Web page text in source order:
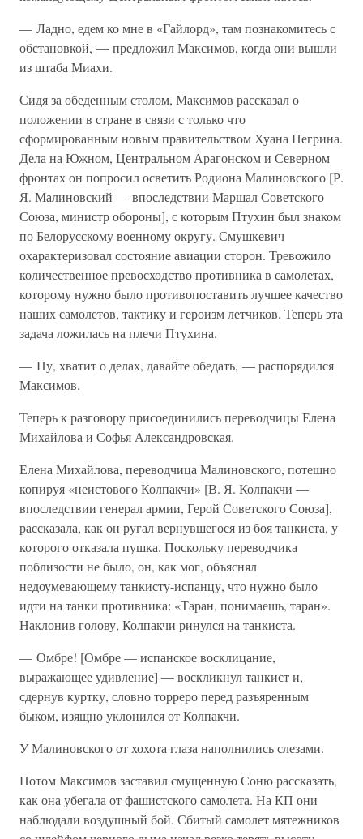
— Ладно, едем ко мне в «Гайлорд», там познакомитесь с
обстановкой, — предложил Максимов, когда они вышли
из штаба Миахи.
Сидя за обеденным столом, Максимов рассказал о
положении в стране в связи с только что
сформированным новым правительством Хуана Негрина.
Дела на Южном, Центральном Арагонском и Северном
фронтах он попросил осветить Родиона Малиновского [Р.
Я. Малиновский — впоследствии Маршал Советского
Союза, министр обороны], с которым Птухин был знаком
по Белорусскому военному округу. Смушкевич
охарактеризовал состояние авиации сторон. Тревожило
количественное превосходство противника в самолетах,
которому нужно было противопоставить лучшее качество
наших самолетов, тактику и героизм летчиков. Теперь эта
задача ложилась на плечи Птухина.
— Ну, хватит о делах, давайте обедать, — распорядился
Максимов.
Теперь к разговору присоединились переводчицы Елена
Михайлова и Софья Александровская.
Елена Михайлова, переводчица Малиновского, потешно
копируя «неистового Колпакчи» [В. Я. Колпакчи —
впоследствии генерал армии, Герой Советского Союза],
рассказала, как он ругал вернувшегося из боя танкиста, у
которого отказала пушка. Поскольку переводчика
поблизости не было, он, как мог, объяснял
недоумевающему танкисту-испанцу, что нужно было
идти на танки противника: «Таран, понимаешь, таран».
Наклонив голову, Колпакчи ринулся на танкиста.
— Омбре! [Омбре — испанское восклицание,
выражающее удивление] — воскликнул танкист и,
сдернув куртку, словно торреро перед разъяренным
быком, изящно уклонился от Колпакчи.
У Малиновского от хохота глаза наполнились слезами.
Потом Максимов заставил смущенную Соню рассказать,
как она убегала от фашистского самолета. На КП они
наблюдали воздушный бой. Сбитый самолет мятежников